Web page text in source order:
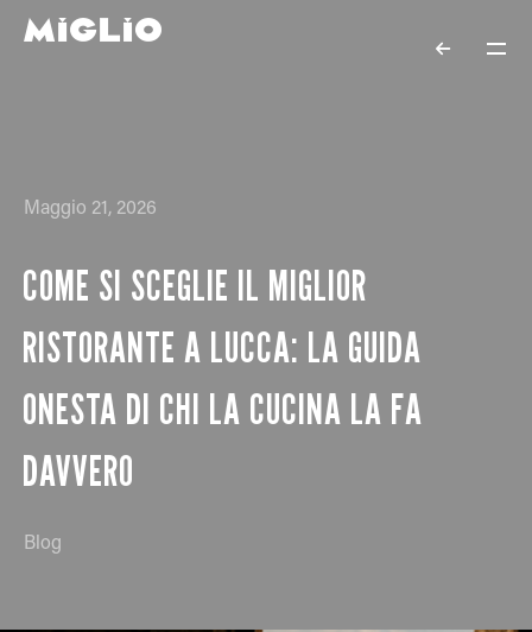
Maggio 21, 2026
COME SI SCEGLIE IL MIGLIOR
RISTORANTE A LUCCA: LA GUIDA
ONESTA DI CHI LA CUCINA LA FA
DAVVERO
Blog